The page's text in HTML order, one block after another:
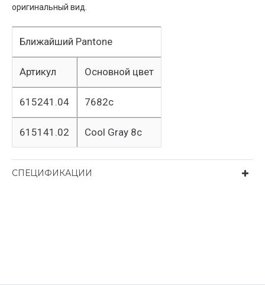
оригинальный вид.
Ближайший Pantone
Артикул Основной цвет
615241.04 7682с
615141.02 Cool Gray 8c
СПЕЦИФИКАЦИИ